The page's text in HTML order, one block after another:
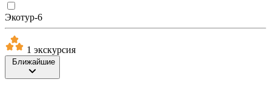
Экотур-6
1 экскурсия
Ближайшие